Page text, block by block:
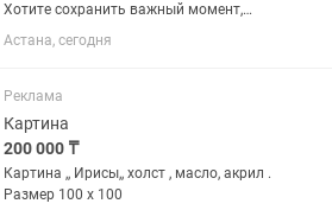
Хотите сохранить важный момент,
человека или любимого питомца на
картине? Я нарисую портрет по вашей
людей • Портреты по фото • Пары и...
Астана, сегодня
Реклама
Картина
200 000 ₸
Картина ,, Ирисы,, холст , масло, акрил .
Размер 100 х 100